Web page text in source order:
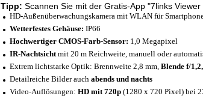
Tipp: Scannen Sie mit der Gratis-App "7links
HD-Außenüberwachungskamera mit WLAN für
Wetterfestes Gehäuse: IP66
Hochwertiger CMOS-Farb-Sensor: 1,0 Megapixel
IR-Nachtsichtmit 20 m Reichweite, manuell oder
Extrem lichtstarke Optik: Brennweite 2,8 mm, Blende f/1,2,
Detailreiche Bilder auch abends und nachts
Video-Auflösungen: HD mit 720p (1280 x 720 Pixel) bei